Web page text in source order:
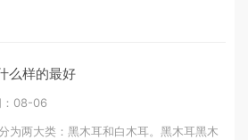
么样的最好
：08-06
为两大类：黑木耳和白木耳。黑木耳黑木